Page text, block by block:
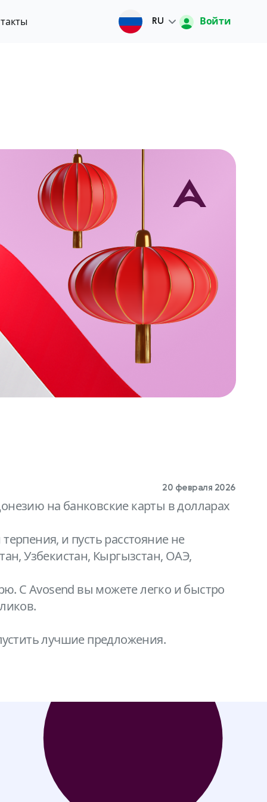
RU Войти
20 февраля 2026
на банковские карты в долларах
и пусть расстояние не
Узбекистан, Кыргызстан, ОАЭ,
С Avosend вы можете легко и быстро
лучшие предложения.